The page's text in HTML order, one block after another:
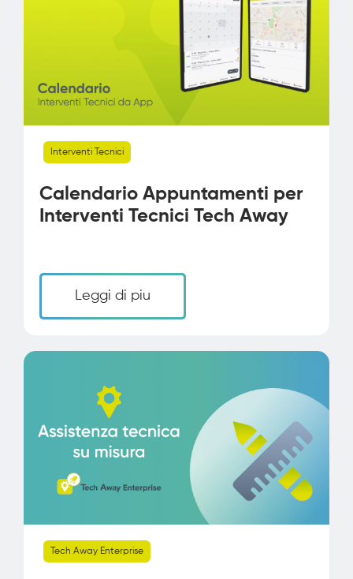
Interventi Tecnici
Calendario Appuntamenti per
Interventi Tecnici Tech Away
Leggi di piu
Tech Away Enterprise